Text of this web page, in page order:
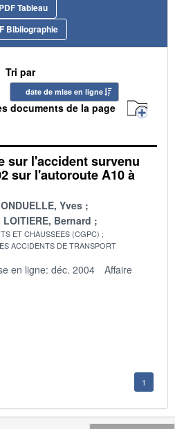
Tableau
Bibliographie
Tri par
date de mise en ligne
documents de la page
sur l'accident survenu
sur l'autoroute A10 à
Yves
LOITIERE, Bernard
ET CHAUSSEES (CGPC)
ACCIDENTS DE TRANSPORT
en ligne: déc. 2004
Affaire
1